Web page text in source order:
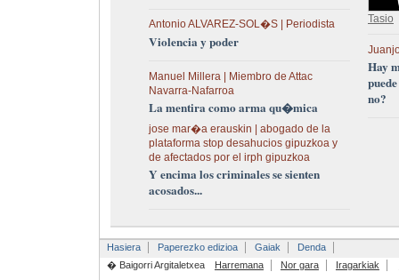
Antonio ALVAREZ-SOL�S | Periodista
Violencia y poder
Manuel Millera | Miembro de Attac
Navarra-Nafarroa
La mentira como arma qu�mica
jose mar�a erauskin | abogado de la
plataforma stop desahucios gipuzkoa y
de afectados por el irph gipuzkoa
Y encima los criminales se sienten
acosados...
Tasio
Hay
no?
Hasiera Paperezko edizioa Gaiak
Denda
� Baigorri Argitaletxea
Harremana Nor gara Iragarkiak